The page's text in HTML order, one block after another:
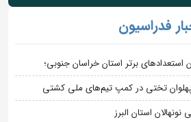
فدراسیون
استعدادهای برتر استان خراسان جنوبی؛
تختی در کمپ تیم‌های ملی کشتی
استان البرز